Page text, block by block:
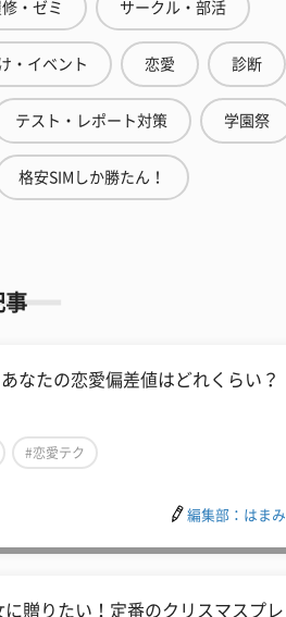
・ゼミ サークル・部活
・イベント 恋愛 診断
テスト・レポート対策 学園祭
格安SIMしか勝たん！
事
あなたの恋愛偏差値はどれくらい？
#恋愛テク
編集部：はまみ
に贈りたい！定番のクリスマスプレ